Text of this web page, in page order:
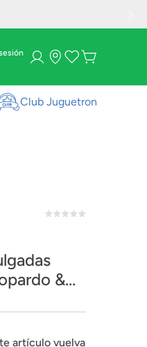
Club Juguetron
&
artículo vuelva